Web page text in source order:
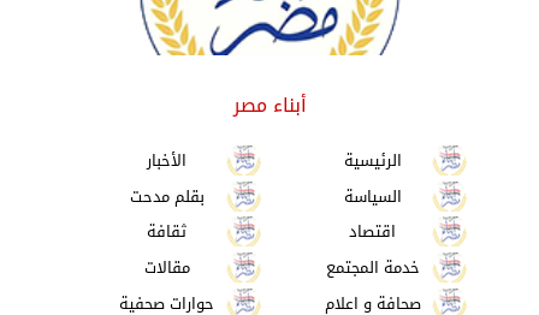
أبناء مصر
الرئيسية
الأخبار
السياسة
بقلم مدحت
اقتصاد
ثقافة
خدمة المجتمع
مقالات
صحافة و اعلام
حوارات صحفية